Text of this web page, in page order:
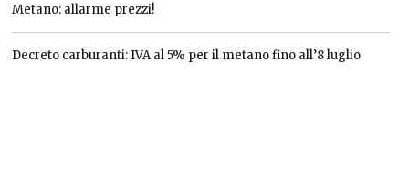
Metano: allarme prezzi!
Decreto carburanti: IVA al 5% per il metano fino all’8 luglio